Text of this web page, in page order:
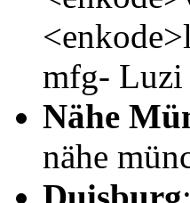
mfg- Luzi
Nähe
nähe